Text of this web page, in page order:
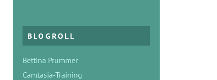
BLOGROLL
Bettina Prümmer
Camtasia-Training